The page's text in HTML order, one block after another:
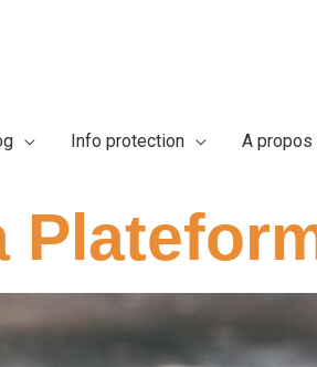
Info protection A propos